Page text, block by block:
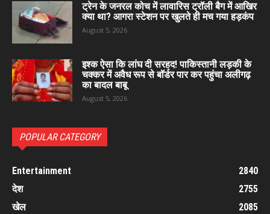
ट्रेन के जनरल कोच में लावारिस ट्रॉली बैग में आखिर
क्या था? आगरा स्टेशन पर खुलते ही मच गया हड़कंप
August 5, 2026
इश्क ऐसा कि लांघ दी सरहद! पाकिस्तानी लड़की के
चक्कर में अवैध रूप से बॉर्डर पार कर पहुंचा अलीगढ़
का बादल बाबू
August 5, 2026
POPULAR CATEGORY
Entertainment
2840
देश
2755
खेल
2085